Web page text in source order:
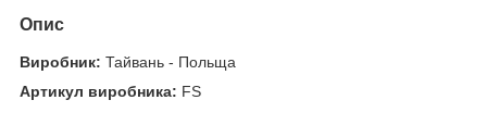
Опис
Виробник: Тайвань - Польща
Артикул виробника: FS